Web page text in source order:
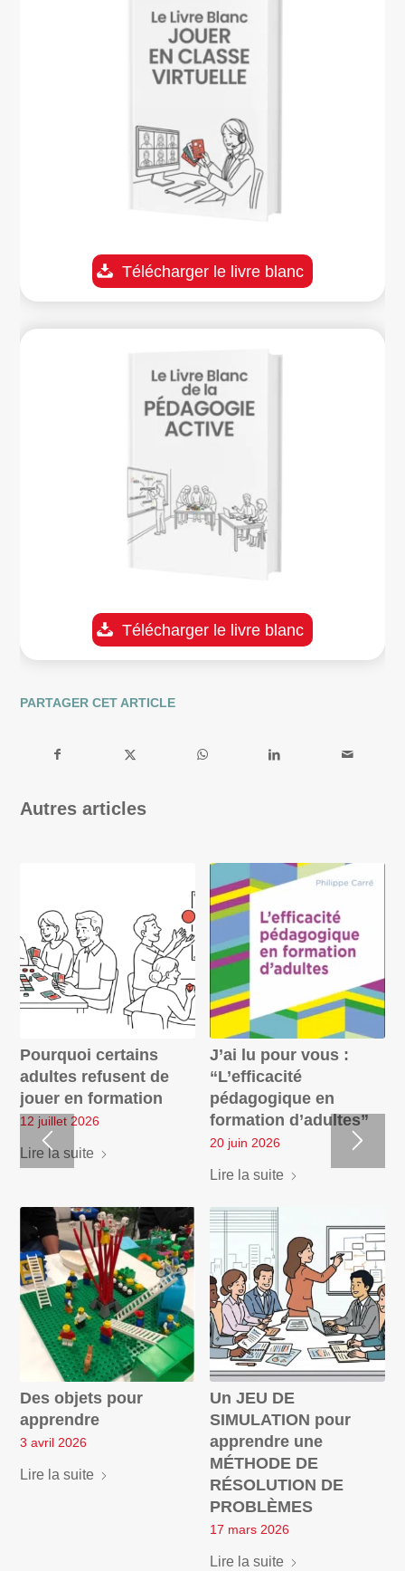
Télécharger le livre blanc
Télécharger le livre blanc
PARTAGER CET ARTICLE
Autres articles
Pourquoi certains
adultes refusent de
jouer en formation
12 juillet 2026
Lire la suite
J’ai lu pour vous :
“L’efficacité
pédagogique en
formation d’adultes”
20 juin 2026
Lire la suite
Des objets pour
apprendre
3 avril 2026
Lire la suite
Un JEU DE
SIMULATION pour
apprendre une
MÉTHODE DE
RÉSOLUTION DE
PROBLÈMES
17 mars 2026
Lire la suite